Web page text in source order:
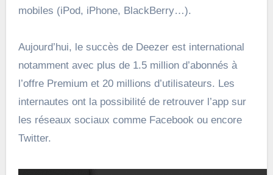
mobiles (iPod, iPhone, BlackBerry…).
Aujourd’hui, le succès de Deezer est international
notamment avec plus de 1.5 million d’abonnés à
l’offre Premium et 20 millions d’utilisateurs. Les
internautes ont la possibilité de retrouver l’app sur
les réseaux sociaux comme Facebook ou encore
Twitter.